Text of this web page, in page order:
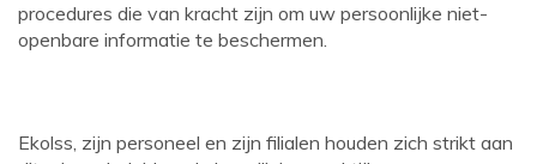
procedures die van kracht zijn om uw persoonlijke niet-
openbare informatie te beschermen.
Ekolss, zijn personeel en zijn filialen houden zich strikt aan